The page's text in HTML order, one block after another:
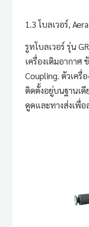
1.3 โบลเวอร์,
รูทโบลเวอร์ รุ่น
เครื่องเติมอากาศ
Coupling. ตัวเครื่
ติดตั้งอยู่บนฐานเดี
ดูดและทางส่งเพื่อ